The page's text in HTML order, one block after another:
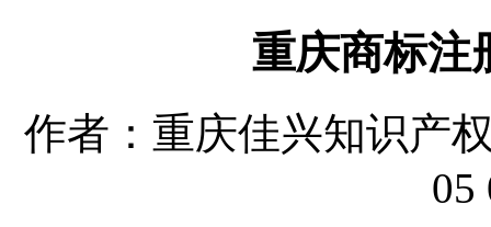
重庆商标注
作者：重庆佳兴知识产
05